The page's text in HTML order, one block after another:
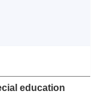
education